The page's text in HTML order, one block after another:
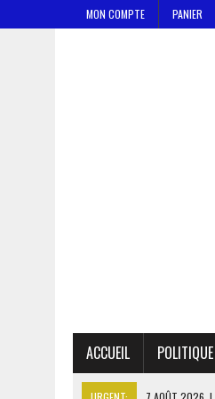
MON COMPTE PANIER
ACCUEIL POLITIQUE